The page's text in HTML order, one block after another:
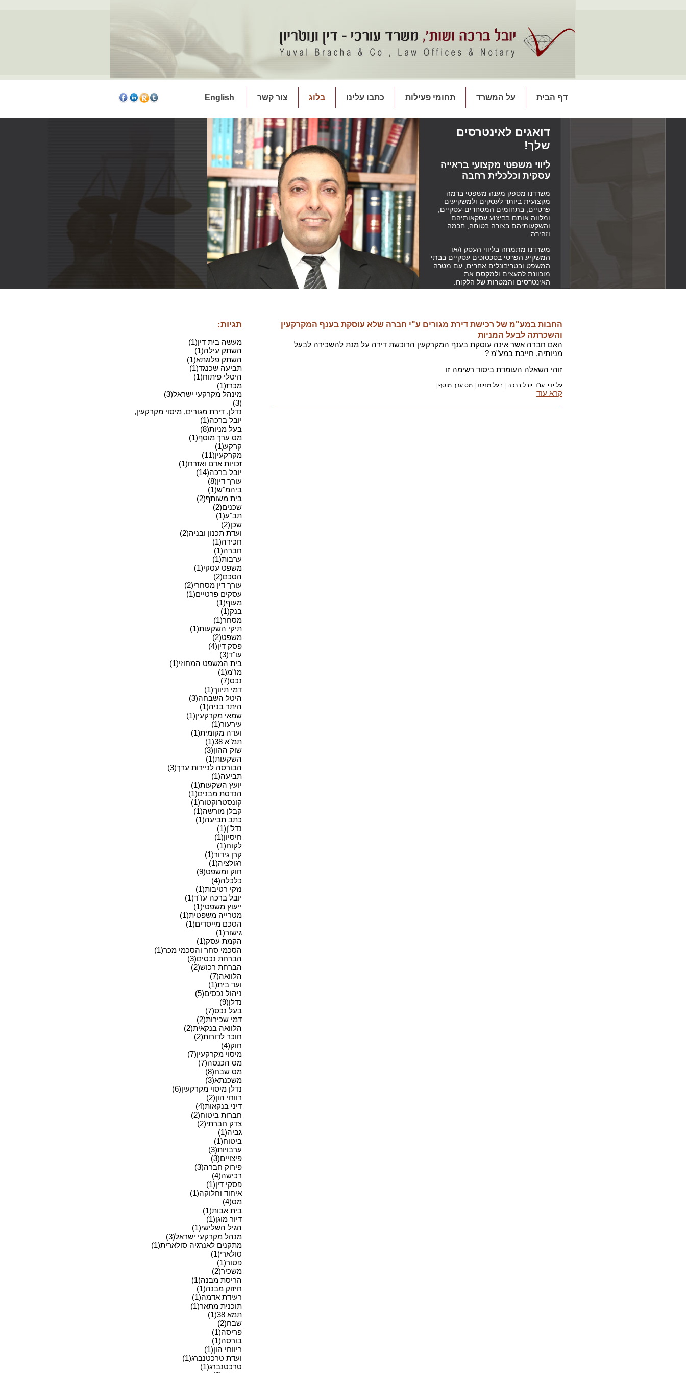
דף הבית על המשרד תחומי פעילות כתבו עלינו בלוג צור קשר English
דואגים לאינטרסים
שלך!
ליווי משפטי מקצועי בראייה
עסקית וכלכלית רחבה
משרדנו מספק מענה משפטי ברמה
מקצועית ביותר לעסקים ולמשקיעים
פרטיים, בתחומים המסחרים-עסקיים,
ומלווה אותם בביצוע עסקאותיהם
והשקעותיהם בצורה בטוחה, חכמה
וזהירה.
משרדנו מתמחה בליווי העסק ו/או
המשקיע הפרטי בסכסוכים עסקיים בבתי
המשפט ובטריבונלים אחרים, עם מטרה
מוכוונת להעצים ולמקסם את
האינטרסים והמטרות של הלקוח.
החבות במע"מ של רכישת דירת מגורים ע"י חברה שלא עוסקת בענף המקרקעין
והשכרתה לבעל המניות
האם חברה אשר אינה עוסקת בענף המקרקעין הרוכשת דירה על מנת להשכירה לבעל
מניותיה, חייבת במע"מ ?
זוהי השאלה העומדת ביסוד רשימה זו
על ידי: עו"ד יובל ברכה | בעל מניות מס ערך מוסף
קרא עוד
תגיות:
מעשה בית דין(1)
השתק עילה(1)
השתק פלוגתא(1)
תביעה שכנגד(1)
היטלי פיתוח(1)
מכרז(1)
מינהל מקרקעי ישראל(3)
(3)
נדלן, דירת מגורים, מיסוי מקרקעין,
יובל ברכה(1)
בעל מניות(8)
מס ערך מוסף(1)
קרקע(1)
מקרקעין(11)
זכויות אדם ואזרח(1)
יובל ברכה(14)
עורך דין(8)
ביהמ"ש(1)
בית משותף(2)
שכנים(2)
תב"ע(1)
שכן(2)
ועדת תכנון ובניה(2)
חכירה(1)
חברה(1)
ערבות(1)
משפט עסקי(1)
הסכם(2)
עורך דין מסחרי(2)
עסקים פרטיים(1)
מעוף(1)
בנק(1)
מסחר(1)
תיקי השקעות(1)
משפט(2)
פסק דין(4)
עו"ד(3)
בית המשפט המחוזי(1)
מו"מ(1)
נכס(7)
דמי תיווך(1)
היטל השבחה(3)
היתר בניה(1)
שמאי מקרקעין(1)
עירעור(1)
ועדה מקומית(1)
תמ"א 38(1)
שוק ההון(3)
השקעות(1)
הבורסה לניירות ערך(3)
תביעה(1)
יועץ השקעות(1)
הנדסת מבנים(1)
קונסטרוקטור(1)
קבלן מורשה(1)
כתב תביעה(1)
נדל"ן(1)
חיסיון(1)
לקוח(1)
קרן גידור(1)
רגולציה(1)
חוק ומשפט(9)
כלכלה(4)
נזקי רטיבות(1)
יובל ברכה עו"ד(1)
ייעוץ משפטי(1)
מטרייה משפטית(1)
הסכם מייסדים(1)
גישור(1)
הקמת עסק(1)
הסכמי סחר והסכמי מכר(1)
הברחת נכסים(3)
הברחת רכוש(2)
הלוואה(7)
ועד בית(1)
ניהול נכסים(5)
נדלן(9)
בעל נכס(7)
דמי שכירות(2)
הלוואה בנקאית(2)
חוכר לדורות(2)
חוק(4)
מיסוי מקרקעין(7)
מס הכנסה(7)
מס שבח(8)
משכנתא(3)
נדלן מיסוי מקרקעין(6)
רווחי הון(2)
דיני בנקאות(4)
חברות ביטוח(2)
צדק חברתי(2)
גביה(1)
ביטוח(1)
ערבויות(3)
פיצויים(3)
פירוק חברה(3)
רכישה(4)
פסקי דין(1)
איחוד וחלוקה(1)
מס(4)
בית אבות(1)
דיור מוגן(1)
הגיל השלישי(1)
מנהל מקרקעי ישראל(3)
מתקנים לאנרגיה סולארית(1)
סולארי(1)
פטור(1)
משכיר(2)
הריסת מבנה(1)
חיזוק מבנה(1)
רעידת אדמה(1)
תוכנית מתאר(1)
תמא 38(1)
שבח(2)
פריסה(1)
בורסה(1)
ריווחי הון(1)
ועדת טרכטנברג(1)
טרכטנברג(1)